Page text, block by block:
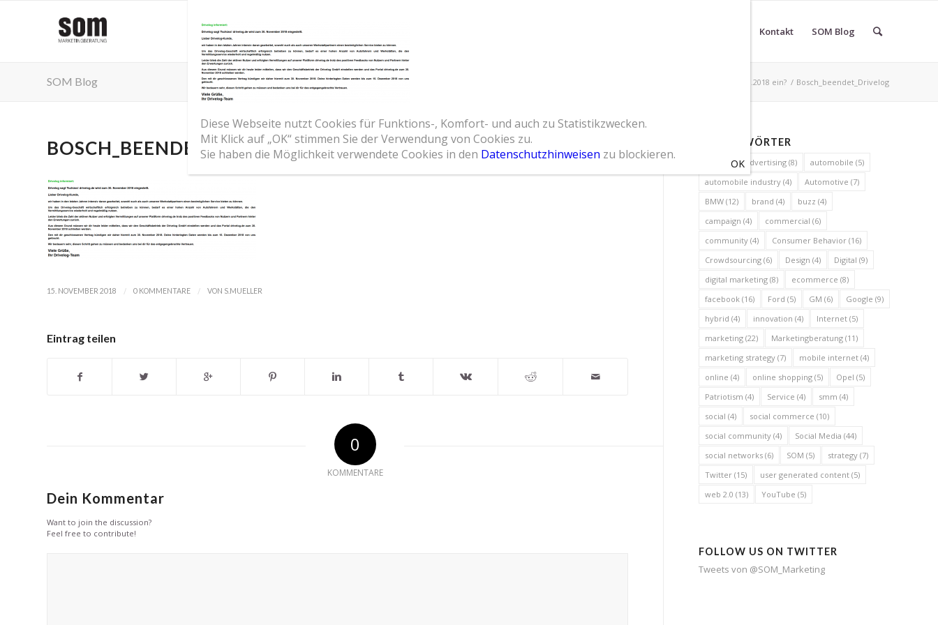
Kontakt SOM Blog
SOM Blog Drivelog stellt seinen Betrieb zum 30.11.2018 ein? / Bosch_beendet_Drivelog
BOSCH_BEENDET_DRIVELOG
15. NOVEMBER 2018 / 0 KOMMENTARE / VON S.MUELLER
Eintrag teilen
0
KOMMENTARE
Dein Kommentar
Want to join the discussion?
Feel free to contribute!
SCHLAGWÖRTER
(6) advertising (8) automobile (5)
automobile industry (4) Automotive (7)
BMW (12) brand (4) buzz (4)
campaign (4) commercial (6)
community (4) Consumer Behavior (16)
Crowdsourcing (6) Design (4) Digital (9)
digital marketing (8) ecommerce (8)
facebook (16) Ford (5) GM (6) Google (9)
hybrid (4) innovation (4) Internet (5)
marketing (22) Marketingberatung (11)
marketing strategy (7) mobile internet (4)
online (4) online shopping (5) Opel (5)
Patriotism (4) Service (4) smm (4)
social (4) social commerce (10)
social community (4) Social Media (44)
social networks (6) SOM (5) strategy (7)
Twitter (15) user generated content (5)
web 2.0 (13) YouTube (5)
FOLLOW US ON TWITTER
Tweets von @SOM_Marketing
Diese Webseite nutzt Cookies für Funktions-, Komfort- und auch zu Statistikzwecken.
Mit Klick auf „OK“ stimmen Sie der Verwendung von Cookies zu.
Sie haben die Möglichkeit verwendete Cookies in den Datenschutzhinweisen zu blockieren.